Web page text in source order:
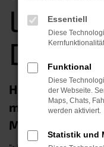
Hyundai i30
maximale
Mehrwert
Essentiell
Diese
Funktional
Diese
der Webseite.
Maps, Chats,
werden aktiviert.
Statistik und